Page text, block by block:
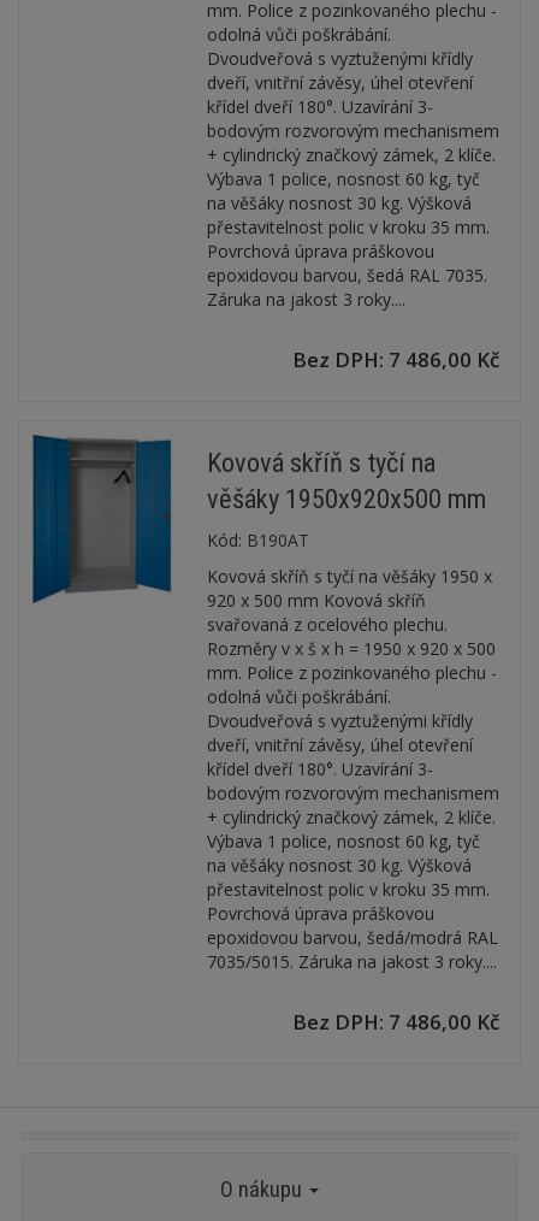
mm. Police z pozinkovaného plechu -
odolná vůči poškrábání.
Dvoudveřová s vyztuženými křídly
dveří, vnitřní závěsy, úhel otevření
křídel dveří 180°. Uzavírání 3-
bodovým rozvorovým mechanismem
+ cylindrický značkový zámek, 2 klíče.
Výbava 1 police, nosnost 60 kg, tyč
na věšáky nosnost 30 kg. Výšková
přestavitelnost polic v kroku 35 mm.
Povrchová úprava práškovou
epoxidovou barvou, šedá RAL 7035.
Záruka na jakost 3 roky....
Bez DPH: 7 486,00 Kč
Kovová skříň s tyčí na
věšáky 1950x920x500 mm
Kód: B190AT
Kovová skříň s tyčí na věšáky 1950 x
920 x 500 mm Kovová skříň
svařovaná z ocelového plechu.
Rozměry v x š x h = 1950 x 920 x 500
mm. Police z pozinkovaného plechu -
odolná vůči poškrábání.
Dvoudveřová s vyztuženými křídly
dveří, vnitřní závěsy, úhel otevření
křídel dveří 180°. Uzavírání 3-
bodovým rozvorovým mechanismem
+ cylindrický značkový zámek, 2 klíče.
Výbava 1 police, nosnost 60 kg, tyč
na věšáky nosnost 30 kg. Výšková
přestavitelnost polic v kroku 35 mm.
Povrchová úprava práškovou
epoxidovou barvou, šedá/modrá RAL
7035/5015. Záruka na jakost 3 roky....
Bez DPH: 7 486,00 Kč
O nákupu